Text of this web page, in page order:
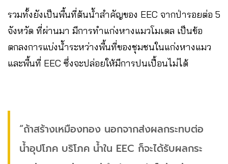
รวมทั้งยังเป็นพื้นที่ต้นน้ำสำคัญของ EEC จากป่ารอยต่อ 5
จังหวัด ที่ผ่านมา มีการทำแก่งหางแมวโมเดล เป็นข้อ
ตกลงการแบ่งน้ำระหว่างพื้นที่ของชุมชนในแก่งหางแมว
และพื้นที่ EEC ซึ่งจะปล่อยให้มีการปนเปื้อนไม่ได้
“ถ้าสร้างเหมืองทอง นอกจากส่งผลกระทบต่อ
น้ำอุปโภค บริโภค น้ำใน EEC ก็จะได้รับผลกระ